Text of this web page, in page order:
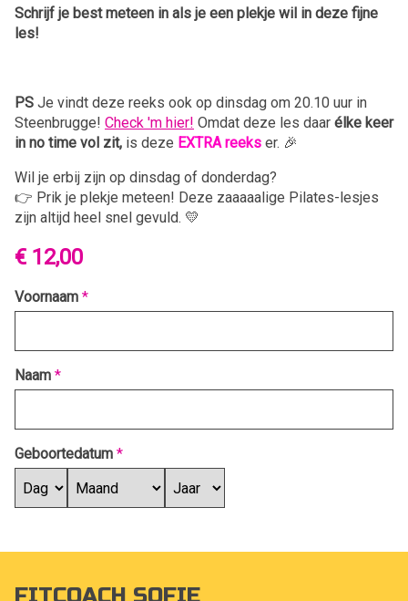
Schrijf je best meteen in als je een plekje wil in deze fijne
les!
PS Je vindt deze reeks ook op dinsdag om 20.10 uur in
Steenbrugge! Check 'm hier! Omdat deze les daar élke keer
in no time vol zit, is deze EXTRA reeks er. 🎉
Wil je erbij zijn op dinsdag of donderdag?
👉 Prik je plekje meteen! Deze zaaaaalige Pilates-lesjes
zijn altijd heel snel gevuld. 💛
€ 12,00
Voornaam *
Naam *
Geboortedatum *